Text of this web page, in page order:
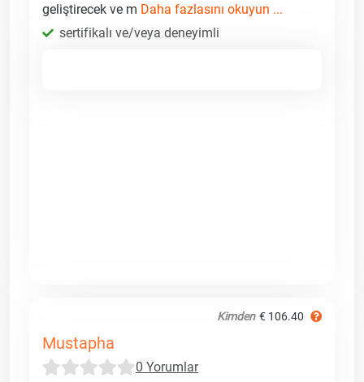
geliştirecek ve m Daha fazlasını okuyun ...
sertifikalı ve/veya deneyimli
Kimden € 106.40
Mustapha
0 Yorumlar